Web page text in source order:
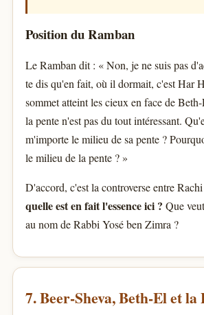
Position du Ramban
Le Ramban dit : « Non, je ne suis pas
te dis qu'en fait, où il dormait, c'est Har
sommet atteint les cieux en face de
la pente n'est pas du tout intéressant.
m'importe le milieu de sa pente ?
le milieu de la pente ? »
D'accord, c'est la controverse entre
quelle est en fait l'essence ici ? Que
au nom de Rabbi Yosé ben Zimra ?
7. Beer-Sheva, Beth-El et la